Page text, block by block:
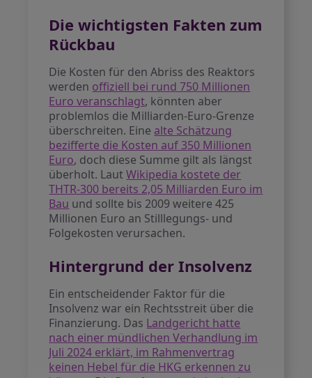
Die wichtigsten Fakten zum
Rückbau
Die Kosten für den Abriss des Reaktors
werden offiziell bei rund 750 Millionen
Euro veranschlagt, könnten aber
problemlos die Milliarden-Euro-Grenze
überschreiten. Eine alte Schätzung
bezifferte die Kosten auf 350 Millionen
Euro, doch diese Summe gilt als längst
überholt. LautWikipedia kostete der
THTR-300 bereits 2,05 Milliarden Euro im
Bau und sollte bis 2009 weitere 425
Millionen Euro an Stilllegungs- und
Folgekosten verursachen.
Hintergrund der Insolvenz
Ein entscheidender Faktor für die
Insolvenz war ein Rechtsstreit über die
Finanzierung. Das Landgericht hatte
nach einer mündlichen Verhandlung im
Juli 2024 erklärt, im Rahmenvertrag
keinen Hebel für die HKG erkennen zu